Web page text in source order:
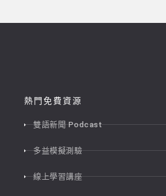
熱門免費資源
雙語新聞 Podcast
多益模擬測驗
線上學習講座